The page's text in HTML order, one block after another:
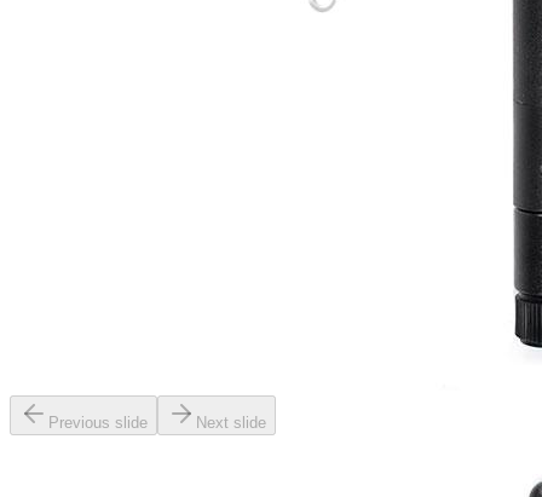
Previous slide Next slide